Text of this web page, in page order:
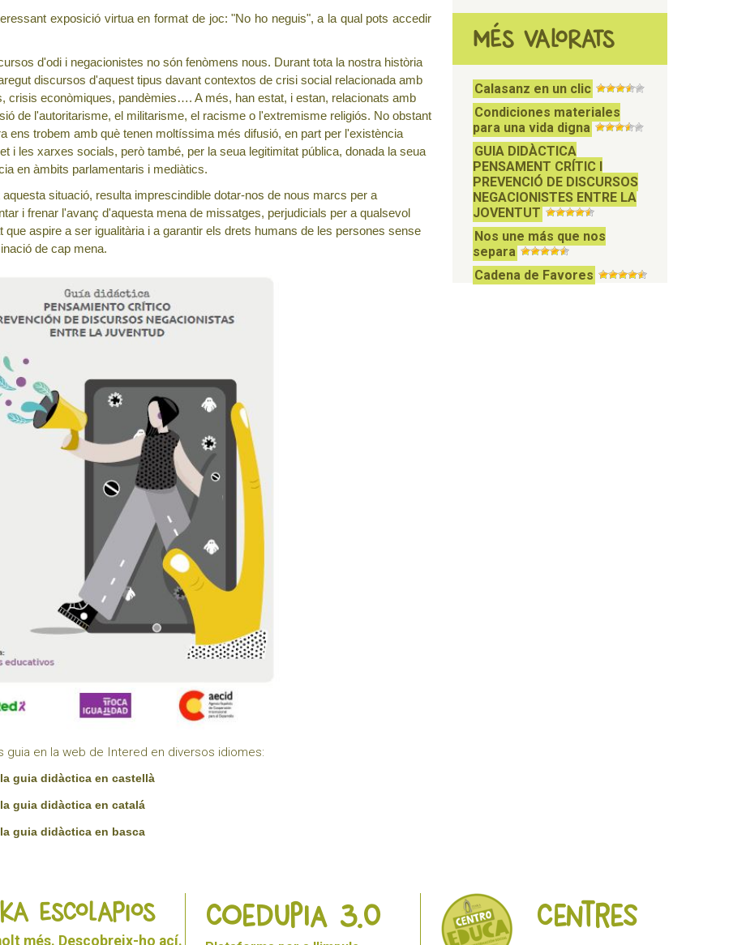
MÉS VALORATS
Calasanz en un clic
Condiciones materiales
para una vida digna
GUIA DIDÀCTICA
PENSAMENT CRÍTIC I
PREVENCIÓ DE DISCURSOS
NEGACIONISTES ENTRE LA
JOVENTUT
Nos une más que nos
separa
Cadena de Favores
exposició virtua en format de joc: "No ho neguis", a la qual pots accedir
d'odi i negacionistes no són fenòmens nous. Durant tota la nostra història
discursos d'aquest tipus davant contextos de crisi social relacionada amb
crisis econòmiques, pandèmies…. A més, han estat, i estan, relacionats amb
de l'autoritarisme, el militarisme, el racisme o l'extremisme religiós. No obstant
ens trobem amb què tenen moltíssima més difusió, en part per l'existència
i les xarxes socials, però també, per la seua legitimitat pública, donada la seua
en àmbits parlamentaris i mediàtics.
aquesta situació, resulta imprescindible dotar-nos de nous marcs per a
i frenar l'avanç d'aquesta mena de missatges, perjudicials per a qualsevol
que aspire a ser igualitària i a garantir els drets humans de les persones sense
de cap mena.
guia en la web de Intered en diversos idiomes:
guia didàctica en castellà
guia didàctica en catalá
guia didàctica en basca
ESCOLAPIOS
més. Descobreix-ho ací.
Coedupia 3.0 Centres